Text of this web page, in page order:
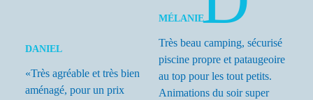
DANIEL
«Très agréable et très bien
aménagé, pour un prix
MÉLANIE
Très beau camping, sécurisé
piscine propre et pataugeoire
au top pour les tout petits.
Animations du soir super